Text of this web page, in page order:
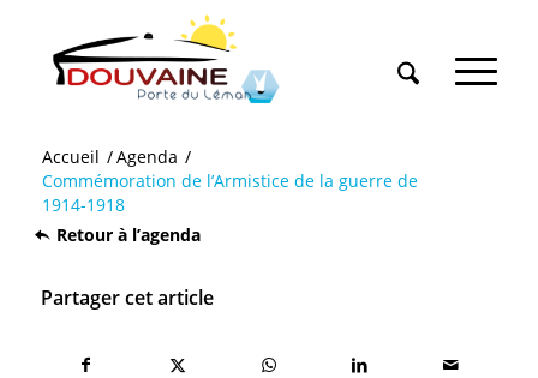
Accueil /Agenda /
Commémoration de l’Armistice de la guerre de
1914-1918
Retour à l’agenda
Partager cet article